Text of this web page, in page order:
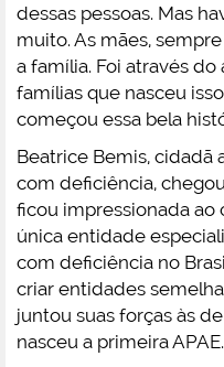
dessas pessoas. Mas
muito. As mães,
a família. Foi através
famílias que nasceu
começou essa bela
Beatrice Bemis, cidadã
com deficiência,
ficou impressionada ao
única entidade
com deficiência no
criar entidades
juntou suas forças às
nasceu a primeira APAE.